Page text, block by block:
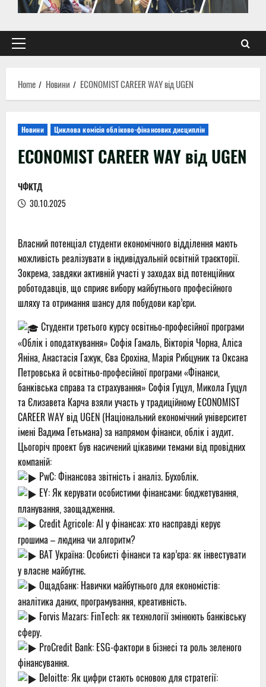
Primary
Home
Новини EСONOMIST CAREER WAY від UGEN
Новини Циклова комісія обліково-фінансових дисциплін
EСONOMIST CAREER WAY від UGEN
ЧФКТД
30.10.2025
Власний потенціал студенти економічного відділення мають
можливість реалізувати в індивідуальній освітній траєкторії.
Зокрема, завдяки активній участі у заходах від потенційних
роботодавців, що сприяє вибору майбутнього професійного
шляху та отримання шансу для побудови кар’єри.
Студенти третього курсу освітньо-професійної програми
«Облік і оподаткування» Софія Гамаль, Вікторія Чорна, Аліса
Яніна, Анастасія Гажук, Єва Єрохіна, Марія Рибцуник та Оксана
Петровська й освітньо-професійної програми «Фінанси,
банківська справа та страхування» Софія Гуцул, Микола Гуцул
та Єлизавета Карча взяли участь у традиційному EСONOMIST
CAREER WAY від UGEN (Національний економічний університет
імені Вадима Гетьмана) за напрямом фінанси, облік і аудит.
Цьогоріч проект був насичений цікавими темами від провідних
компаній:
PwC: Фінансова звітність і аналіз. Бухоблік.
EY: Як керувати особистими фінансами: бюджетування,
планування, заощадження.
Credit Agricole: АІ у фінансах: хто насправді керує
грошима – людина чи алгоритм?
ВАТ Україна: Особисті фінанси та кар’єра: як інвестувати
у власне майбутнє.
Ощадбанк: Навички майбутнього для економістів:
аналітика даних, програмування, креативність.
Forvis Mazars: FinTech: як технології змінюють банківську
сферу.
ProCredit Bank: ESG-фактори в бізнесі та роль зеленого
фінансування.
Deloitte: Як цифри стають основою для стратегії: